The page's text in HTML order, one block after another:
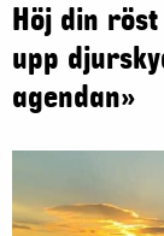
Höj din
upp
agendan»